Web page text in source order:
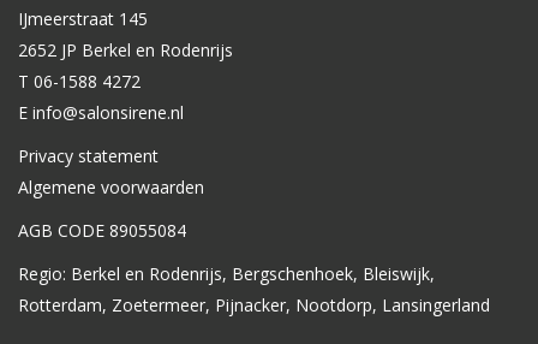
IJmeerstraat 145
2652 JP Berkel en Rodenrijs
T 06-1588 4272
E info@salonsirene.nl
Privacy statement
Algemene voorwaarden
AGB CODE 89055084
Regio: Berkel en Rodenrijs, Bergschenhoek, Bleiswijk,
Rotterdam, Zoetermeer, Pijnacker, Nootdorp, Lansingerland